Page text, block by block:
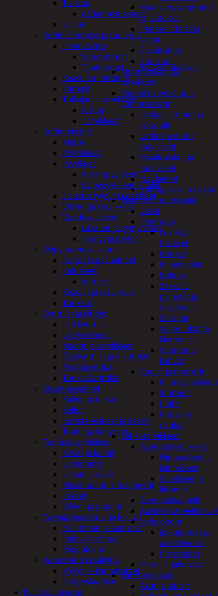
Muuraus, tapetointi
ja laatoitus
Pensselit telat ja
lastat
Sekoittimet
Suojaus
Muut työkalut ja
tarvikkeet
Paineilmatyökalut ja
kompressorit
Letkut, liittimet ja
pistoolit
Letkut ja muut
tarvikkeet
Maaliruiskut ja
tarvikkeet
Naulaimet
Pulttipyssyt ja räikät
Rakennusmateriaalit
Listat
Pienrauta
Lukot ja
hakaset
Koukut
Kalustejalat
Kulmat
Sakkelit,
pylpyrät ja
tarvikkeet
Saranat
Vaijerilukot ja
klemmarit
Vetimet ja
kahvat
Ruuvit ja mutterit
Mutterit
Pultit
Ruuvit ja
naulat
Sähkötarvikkeet
Asennustarvikkeet
Nippusiteet ja
kiinnikkeet
Sulakkeet ja
liittimet
Asennuskaapelit
Jatkojohdot
Jatkojohdot ja
ajastinkellot
Pistotulpat
Pisto ja -jakorasiat
Sähkötyökalut
Akut ja laturit
Tiskaus
Astianpesuaineet
vaa'at
Kodin lämmitys ja tuuletus
Ilmanvaihto
Suodattimet
Tuulettimet ja Ilmastointilaitteet
Kaasulämmittimet
Patterit
Tulisijat ja tarvikkeet
Arinat
Tarvikkeet
Kodintekstiilit
Matot
Pöytäliinat
Pyyhkeet
Keittiöpyyhkeet
Kylpypyyhkeet ja takit
Sisustustyynyt ja päälliset
Verhot ja tarvikkeet
Vuodevaatteet
Lakanat ja tyynynlinat
Tyynyt ja peitot
Kylpyhuone ja sauna
Harjat ja pesuaineet
Kalusteet
Mittarit
Kiukaat ja tarvikkeet
Tuoksut
Kynttilät ja lyhdyt
Led-kynttilät
Lyhtytelineet
Muotit ja tarvikkeet
Öljykynttilät ja ulkotulet
Pöytäkynttilät
Tuoksukynttilät
Sisustusesineet
Kalvot ja tarrat
Kellot
Koriste-esineet ja kasvit
Taulut ja kehykset
Toimistotarvikkeet
Kynät ja kumit
Laminointi
Liimat ja teipit
Muistitaulut ja magneetit
Sakset
Vihkot ja paperit
Turvajärjestelmät ja lukitus
Hälyttimet ja kamerat
Palovaroittimet
Riippulukot
Varastointi ja säilytys
Hyllyt ja -kannattimet
Säilytyslaatikot
Päivittäistavarat